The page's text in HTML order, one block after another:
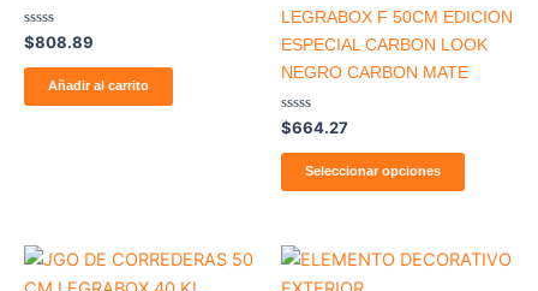
Valorado
con
0
$808.89
Añadir al carrito
LEGRABOX F 50CM EDICION
ESPECIAL CARBON LOOK
NEGRO CARBON MATE
Valorado
con
0
$664.27
Seleccionar opciones